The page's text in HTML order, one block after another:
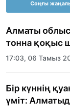
Соңғы
Алматы
тонна қоқыс
17:03, 06 Тамыз
Бір күннің
үміт: